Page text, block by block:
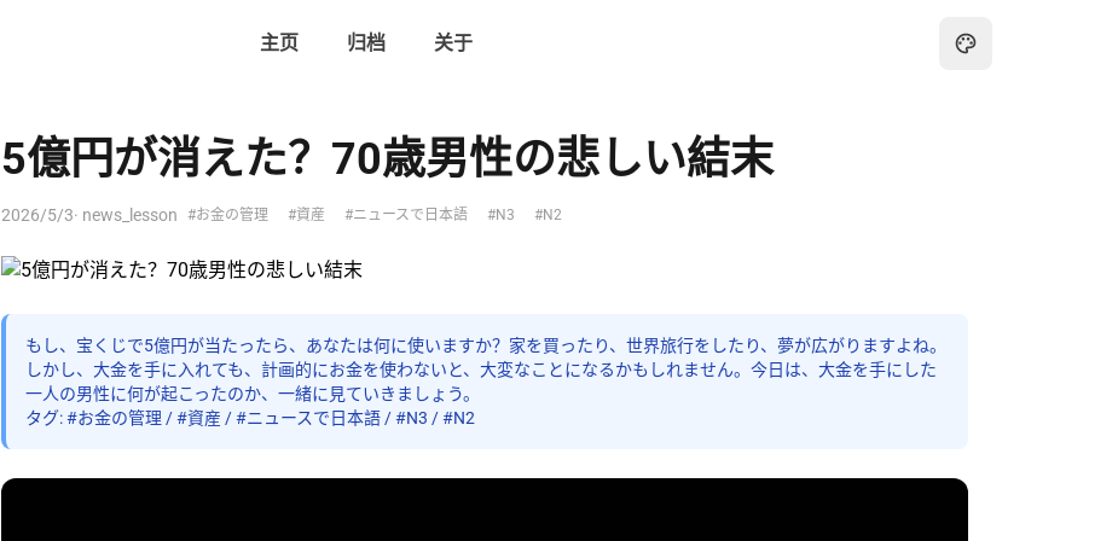
主页 归档 关于
5億円が消えた？70歳男性の悲しい結末
2026/5/3· news_lesson #お金の管理 #資産 #ニュースで日本語 #N3 #N2
もし、宝くじで5億円が当たったら、あなたは何に使いますか？家を買ったり、世界旅行をしたり、夢が広がりますよね。
しかし、大金を手に入れても、計画的にお金を使わないと、大変なことになるかもしれません。今日は、大金を手にした
一人の男性に何が起こったのか、一緒に見ていきましょう。
タグ: #お金の管理 / #資産 / #ニュースで日本語 / #N3 / #N2